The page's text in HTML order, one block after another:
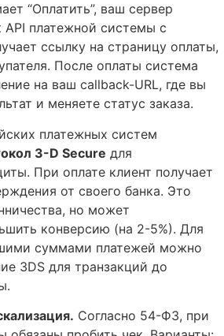
“Оплатить”, ваш сервер
API платежной системы с
ссылку на страницу оплаты,
После оплаты система
на ваш callback-URL, где вы
и меняете статус заказа.
платежных систем
3-D Secure для
При оплате клиент получает
от своего банка. Это
но может
конверсию (на 2-5%). Для
суммами платежей можно
3DS для транзакций до
Согласно 54-ФЗ, при